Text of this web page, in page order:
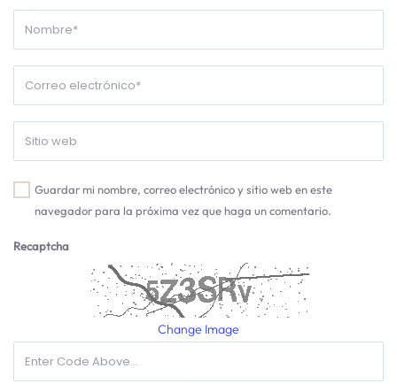
Guardar mi nombre, correo electrónico y sitio web en este
navegador para la próxima vez que haga un comentario.
Recaptcha
Change Image